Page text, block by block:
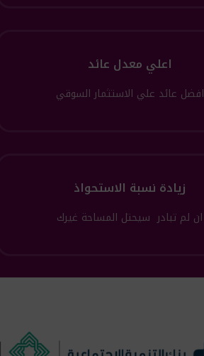
اعلي معدل عائد
افضل عائد علي الاستثمار السوقي
زيادة نسبة الاستحواذ
ان لم تبادر سيحتل المساحة غيرك